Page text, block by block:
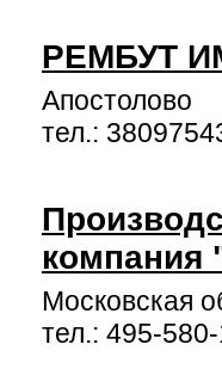
РЕМБУТ
Апостолово
тел.:
Московская
тел.: 495-